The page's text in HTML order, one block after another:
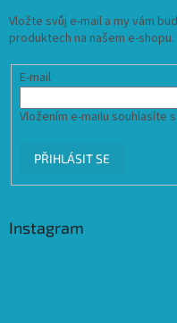
Vložte svůj e-mail a my vám
produktech na našem e-shopu.
E-mail
Vložením e-mailu souhlasíte s
PŘIHLÁSIT SE
Instagram